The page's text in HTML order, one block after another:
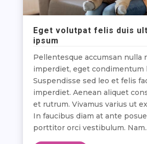
Eget volutpat felis duis
ipsum
Pellentesque accumsan nulla
imperdiet, eget condimentum
Suspendisse sed leo et felis
imperdiet. Aenean aliquet
et rutrum. Vivamus varius ut
In faucibus diam at ante
porttitor orci vestibulum.